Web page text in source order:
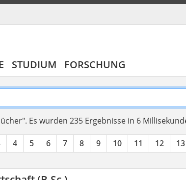
STUDIUM FORSCHUNG
Es wurden 235 Ergebnisse in 6
4 5 6 7 8 9 10 11 12 13